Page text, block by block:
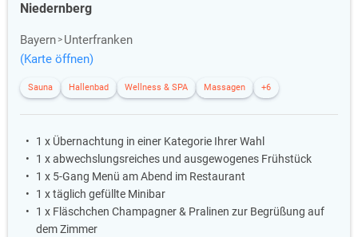
Niedernberg
Bayern
Unterfranken
(Karte öffnen)
Sauna Hallenbad Wellness & SPA Massagen +6
1 x Übernachtung in einer Kategorie Ihrer Wahl
1 x abwechslungsreiches und ausgewogenes Frühstück
1 x 5-Gang Menü am Abend im Restaurant
1 x täglich gefüllte Minibar
1 x Fläschchen Champagner & Pralinen zur Begrüßung auf
dem Zimmer